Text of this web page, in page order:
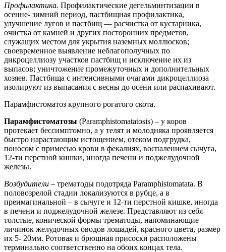
Профилактика. Профилактические дегельминтизации в
осенне- зимний период, пастбищная профилактика,
улучшение лугов и пастбищ — расчистка от кустарника,
очистка от камней и других посторонних предметов,
служащих местом для укрытия наземных моллюсков;
своевременное выявление неблагополучных по
дикроцеллиозу участков пастбищ и исключение их из
выпасов; уничтожение промежуточных и дополнительных
хозяев. Пастбища с интенсивными очагами дикроцеллиоза
изолируют из выпасания с весны до осени или распахивают.
Парамфистоматоз крупного рогатого скота.
Парамфистоматозы (Paramphistomatatosis) – у коров
протекает бессимптомно, а у телят и молодняка проявляется
быстро нарастающим истощением, отеком подгрудка,
поносом с примесью крови в фекалиях, воспалением сычуга,
12-ти перстной кишки, иногда печени и поджелудочной
железы.
Возбудители – трематоды подотряда Paramphistomatata. В
половозрелой стадии локализуются в рубце, а в
преимагинальной – в сычуге и 12-ти перстной кишке, иногда
в печени и поджелудочной железе. Представляют из себя
толстые, конической формы трематоды, напоминающие
личинок желудочных оводов лошадей, красного цвета, размер
их 5- 20мм. Ротовая и брюшная присоски расположены
терминально соответственно на обоих концах тела.